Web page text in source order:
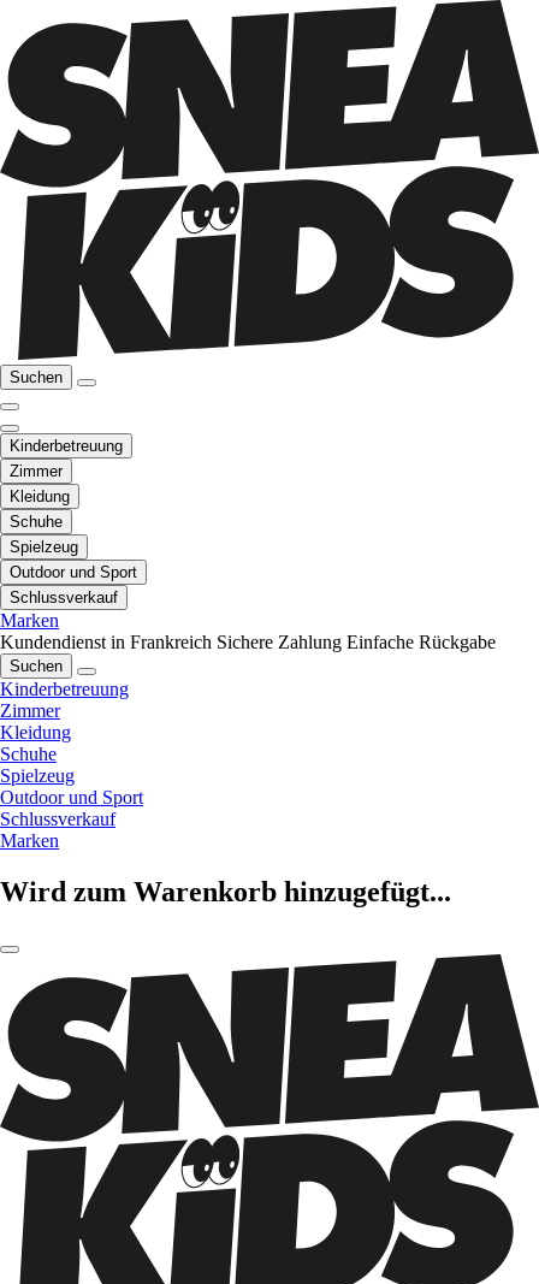
Suchen
Kinderbetreuung
Zimmer
Kleidung
Schuhe
Spielzeug
Outdoor und Sport
Schlussverkauf
Marken
Kundendienst in Frankreich Sichere Zahlung Einfache Rückgabe
Suchen
Kinderbetreuung
Zimmer
Kleidung
Schuhe
Spielzeug
Outdoor und Sport
Schlussverkauf
Marken
Wird zum Warenkorb hinzugefügt...